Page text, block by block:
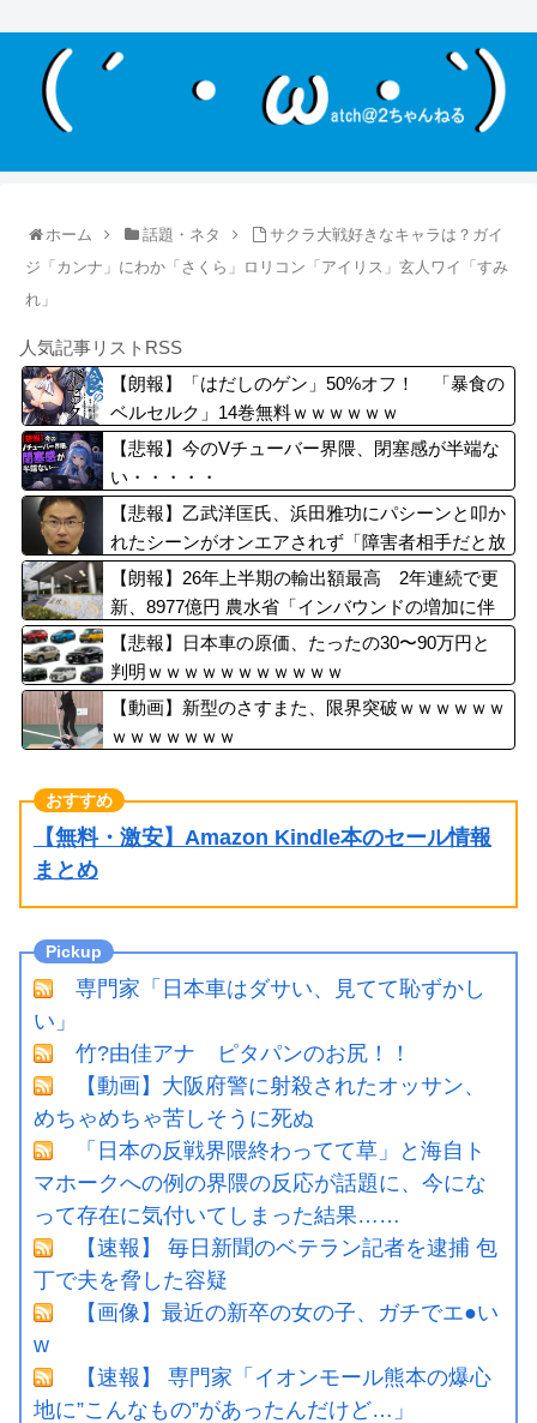
ホーム 話題・ネタ
サクラ大戦好きなキャラは？ガイ
ジ「カンナ」にわか「さくら」ロリコン「アイリス」玄人ワイ「すみ
れ」
人気記事リストRSS
【朗報】「はだしのゲン」50%オフ！ 「暴食の
ベルセルク」14巻無料ｗｗｗｗｗｗ
【悲報】今のVチューバー界隈、閉塞感が半端な
い・・・・・
【悲報】乙武洋匡氏、浜田雅功にパシーンと叩か
れたシーンがオンエアされず「障害者相手だと放
送されなくなる。俺、逆差別だと思って」
【朗報】26年上半期の輸出額最高 2年連続で更
新、8977億円 農水省「インバウンドの増加に伴
い、日本食の認知度が向上」
【悲報】日本車の原価、たったの30〜90万円と
判明ｗｗｗｗｗｗｗｗｗｗｗ
【動画】新型のさすまた、限界突破ｗｗｗｗｗｗ
ｗｗｗｗｗｗｗ
【無料・激安】Amazon Kindle本のセール情報
まとめ
専門家「日本車はダサい、見てて恥ずかし
い」
竹?由佳アナ ピタパンのお尻！！
【動画】大阪府警に射殺されたオッサン、
めちゃめちゃ苦しそうに死ぬ
「日本の反戦界隈終わってて草」と海自ト
マホークへの例の界隈の反応が話題に、今にな
って存在に気付いてしまった結果……
【速報】 毎日新聞のベテラン記者を逮捕 包
丁で夫を脅した容疑
【画像】最近の新卒の女の子、ガチでエ●い
w
【速報】 専門家「イオンモール熊本の爆心
地に”こんなもの”があったんだけど…」